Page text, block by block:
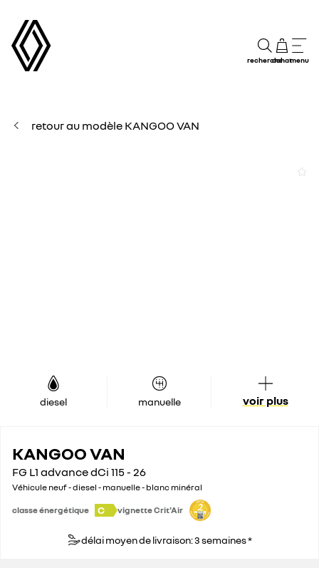
rechercheachatmenu
retour au modèle KANGOO VAN
diesel manuelle voir plus
KANGOO VAN
FG L1 advance dCi 115 - 26
Véhicule neuf - diesel - manuelle - blanc minéral
classe énergétique C vignette Crit'Air
délai moyen de livraison: 3 semaines *